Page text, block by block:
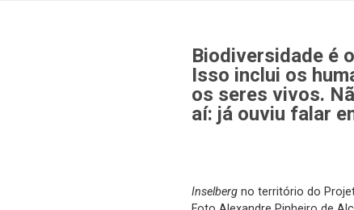
Biodiversidade é
Isso inclui os
os seres vivos.
aí: já ouviu falar
Inselberg no território do